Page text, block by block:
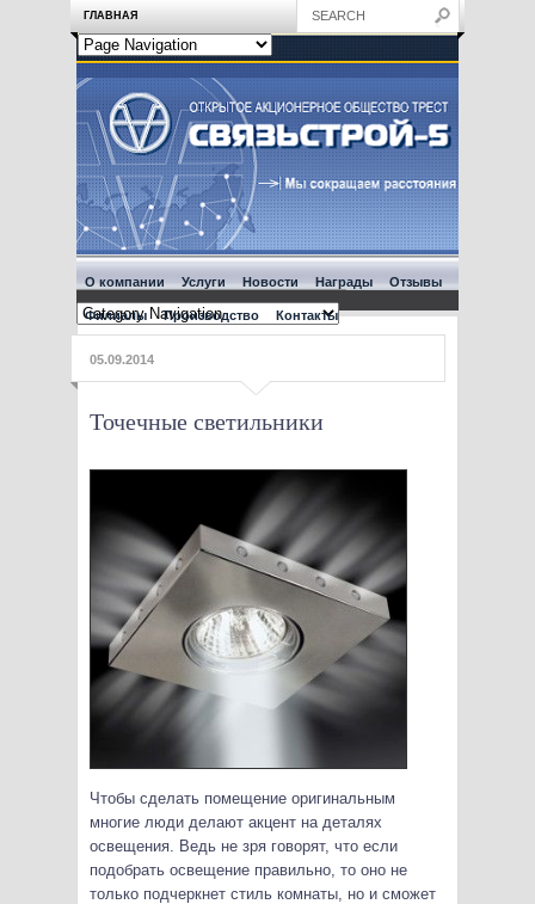
ГЛАВНАЯ
О компании Услуги Новости Награды Отзывы
Филиалы Производство Контакты
05.09.2014
Точечные светильники
Чтобы сделать помещение оригинальным
многие люди делают акцент на деталях
освещения. Ведь не зря говорят, что если
подобрать освещение правильно, то оно не
только подчеркнет стиль комнаты, но и сможет